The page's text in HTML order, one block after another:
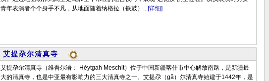
青年表演者个个身手不凡，从地面随着纳格拉（铁鼓）...[详细]
艾提尕尔清真寺
艾提尕尔清真寺（维吾尔语： Héytgah Meschit）位于中国新疆喀什市中心解放南路，是新疆最
大的清真寺，也是中亚最有影响力的三大清真寺之一。艾提尕（gǎ）尔清真寺始建于1442年，是